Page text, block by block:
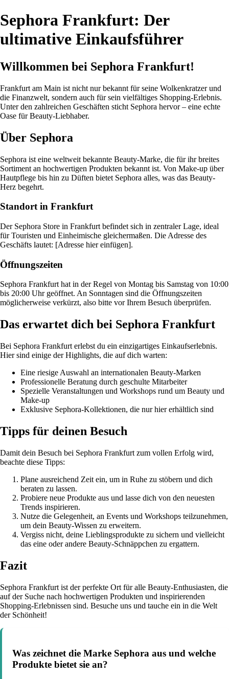
Sephora Frankfurt: Der
ultimative Einkaufsführer
Willkommen bei Sephora Frankfurt!
Frankfurt am Main ist nicht nur bekannt für seine Wolkenkratzer und
die Finanzwelt, sondern auch für sein vielfältiges Shopping-Erlebnis.
Unter den zahlreichen Geschäften sticht Sephora hervor – eine echte
Oase für Beauty-Liebhaber.
Über Sephora
Sephora ist eine weltweit bekannte Beauty-Marke, die für ihr breites
Sortiment an hochwertigen Produkten bekannt ist. Von Make-up über
Hautpflege bis hin zu Düften bietet Sephora alles, was das Beauty-
Herz begehrt.
Standort in Frankfurt
Der Sephora Store in Frankfurt befindet sich in zentraler Lage, ideal
für Touristen und Einheimische gleichermaßen. Die Adresse des
Geschäfts lautet: [Adresse hier einfügen].
Öffnungszeiten
Sephora Frankfurt hat in der Regel von Montag bis Samstag von 10:00
bis 20:00 Uhr geöffnet. An Sonntagen sind die Öffnungszeiten
möglicherweise verkürzt, also bitte vor Ihrem Besuch überprüfen.
Das erwartet dich bei Sephora Frankfurt
Bei Sephora Frankfurt erlebst du ein einzigartiges Einkaufserlebnis.
Hier sind einige der Highlights, die auf dich warten:
Eine riesige Auswahl an internationalen Beauty-Marken
Professionelle Beratung durch geschulte Mitarbeiter
Spezielle Veranstaltungen und Workshops rund um Beauty und
Make-up
Exklusive Sephora-Kollektionen, die nur hier erhältlich sind
Tipps für deinen Besuch
Damit dein Besuch bei Sephora Frankfurt zum vollen Erfolg wird,
beachte diese Tipps:
Plane ausreichend Zeit ein, um in Ruhe zu stöbern und dich
beraten zu lassen.
Probiere neue Produkte aus und lasse dich von den neuesten
Trends inspirieren.
Nutze die Gelegenheit, an Events und Workshops teilzunehmen,
um dein Beauty-Wissen zu erweitern.
Vergiss nicht, deine Lieblingsprodukte zu sichern und vielleicht
das eine oder andere Beauty-Schnäppchen zu ergattern.
Fazit
Sephora Frankfurt ist der perfekte Ort für alle Beauty-Enthusiasten, die
auf der Suche nach hochwertigen Produkten und inspirierenden
Shopping-Erlebnissen sind. Besuche uns und tauche ein in die Welt
der Schönheit!
Was zeichnet die Marke Sephora aus und welche
Produkte bietet sie an?